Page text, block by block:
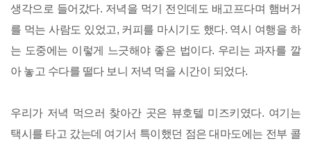
생각으로 들어갔다. 저녁을 먹기 전인데도 배고프다며 햄버거
를 먹는 사람도 있었고, 커피를 마시기도 했다. 역시 여행을 하
는 도중에는 이렇게 느긋해야 좋은 법이다. 우리는 과자를 깔
아 놓고 수다를 떨다 보니 저녁 먹을 시간이 되었다.
우리가 저녁 먹으러 찾아간 곳은 뷰호텔 미즈키였다. 여기는
택시를 타고 갔는데 여기서 특이했던 점은 대마도에는 전부 콜